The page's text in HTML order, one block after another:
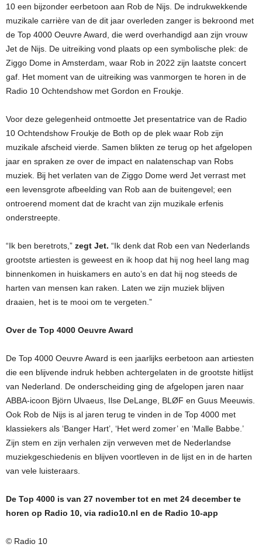
10 een bijzonder eerbetoon aan Rob de Nijs. De indrukwekkende
muzikale carrière van de dit jaar overleden zanger is bekroond met
de Top 4000 Oeuvre Award, die werd overhandigd aan zijn vrouw
Jet de Nijs. De uitreiking vond plaats op een symbolische plek: de
Ziggo Dome in Amsterdam, waar Rob in 2022 zijn laatste concert
gaf. Het moment van de uitreiking was vanmorgen te horen in de
Radio 10 Ochtendshow met Gordon en Froukje.
Voor deze gelegenheid ontmoette Jet presentatrice van de Radio
10 Ochtendshow Froukje de Both op de plek waar Rob zijn
muzikale afscheid vierde. Samen blikten ze terug op het afgelopen
jaar en spraken ze over de impact en nalatenschap van Robs
muziek. Bij het verlaten van de Ziggo Dome werd Jet verrast met
een levensgrote afbeelding van Rob aan de buitengevel; een
ontroerend moment dat de kracht van zijn muzikale erfenis
onderstreepte.
“Ik ben beretrots,” zegt Jet. “Ik denk dat Rob een van Nederlands
grootste artiesten is geweest en ik hoop dat hij nog heel lang mag
binnenkomen in huiskamers en auto’s en dat hij nog steeds de
harten van mensen kan raken. Laten we zijn muziek blijven
draaien, het is te mooi om te vergeten.”
Over de Top 4000 Oeuvre Award
De Top 4000 Oeuvre Award is een jaarlijks eerbetoon aan artiesten
die een blijvende indruk hebben achtergelaten in de grootste hitlijst
van Nederland. De onderscheiding ging de afgelopen jaren naar
ABBA-icoon Björn Ulvaeus, Ilse DeLange, BLØF en Guus Meeuwis.
Ook Rob de Nijs is al jaren terug te vinden in de Top 4000 met
klassiekers als ‘Banger Hart’, ‘Het werd zomer’ en ‘Malle Babbe.’
Zijn stem en zijn verhalen zijn verweven met de Nederlandse
muziekgeschiedenis en blijven voortleven in de lijst en in de harten
van vele luisteraars.
De Top 4000 is van 27 november tot en met 24 december te
horen op Radio 10, via radio10.nl en de Radio 10-app
© Radio 10